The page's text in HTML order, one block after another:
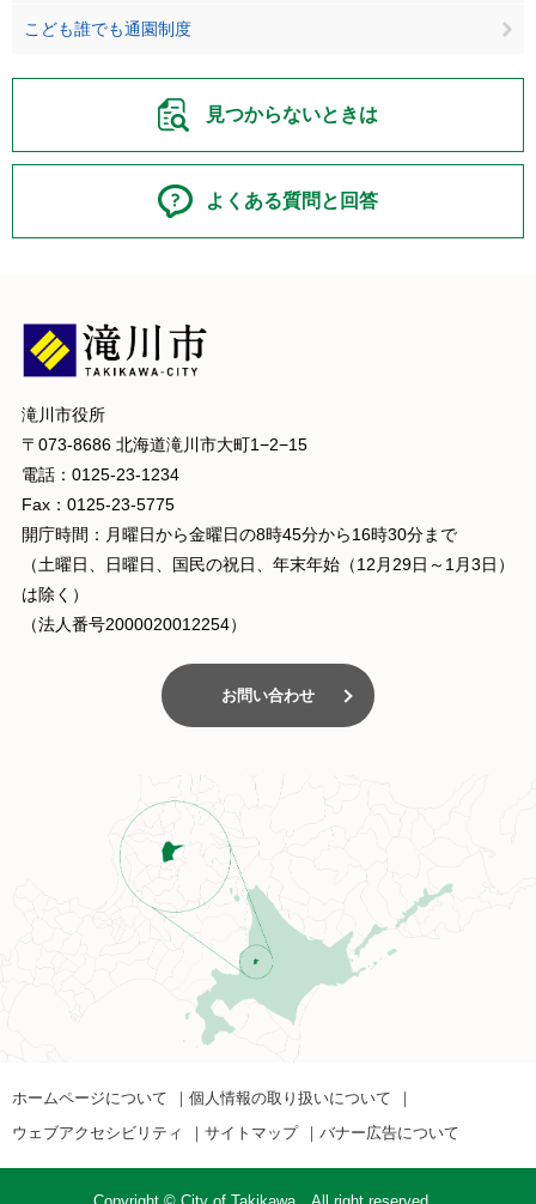
こども誰でも通園制度
見つからないときは
よくある質問と回答
滝川市役所
〒073-8686 北海道滝川市大町1−2−15
電話：0125-23-1234
Fax：0125-23-5775
開庁時間：月曜日から金曜日の8時45分から16時30分まで
（土曜日、日曜日、国民の祝日、年末年始（12月29日～1月3日）
は除く）
（法人番号2000020012254）
お問い合わせ
ホームページについて
個人情報の取り扱いについて
ウェブアクセシビリティ
サイトマップ バナー広告について